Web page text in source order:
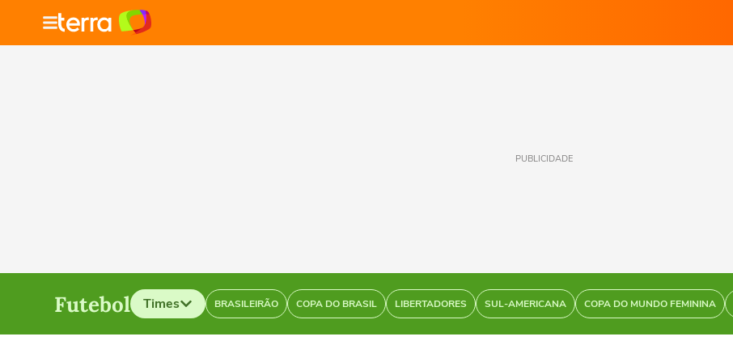
PUBLICIDADE
Futebol Times BRASILEIRÃO COPA DO BRASIL LIBERTADORES SUL-AMERICANA COPA DO MUNDO FEMININA